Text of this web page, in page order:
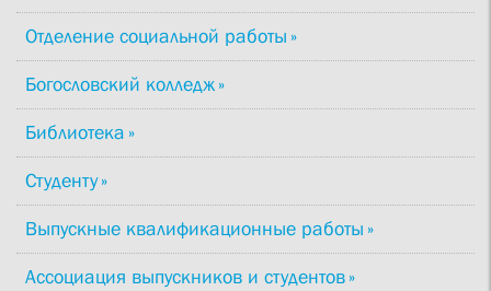
Отделение социальной работы
Богословский колледж
Библиотека
Студенту
Выпускные квалификационные работы
Ассоциация выпускников и студентов